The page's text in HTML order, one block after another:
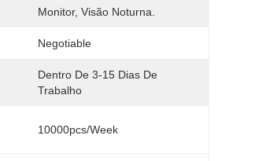
Monitor, Visão Noturna.
Negotiable
Dentro De 3-15 Dias De
Trabalho
10000pcs/week